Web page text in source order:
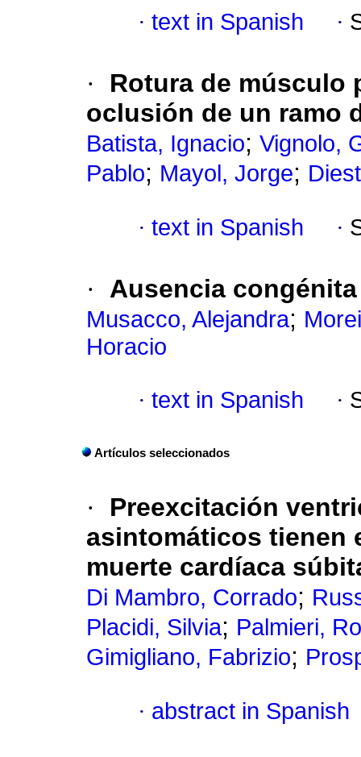
· text in Spanish ·
·
Rotura de músculo
oclusión de un ramo
Batista, Ignacio; Vignolo,
Pablo; Mayol, Jorge;
· text in Spanish ·
· Ausencia
Musacco, Alejandra;
Horacio
· text in Spanish ·
Artículos seleccionados
·
Preexcitación
asintomáticos tienen
muerte cardíaca
Di Mambro, Corrado;
Placidi, Silvia; Palmieri,
Gimigliano, Fabrizio;
· abstract in Spanish